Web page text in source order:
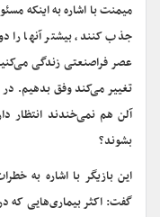
میمنت با اشاره به اینکه
جذب کنند، بیشتر آنها را
عصر فراصنعتی زندگی
آلن هم نمی‌خندند انتظار
بشوند؟
این بازیگر با اشاره به
گفت: اکثر بیماری‌هایی که